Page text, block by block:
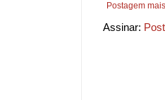
Postagem
Assinar: